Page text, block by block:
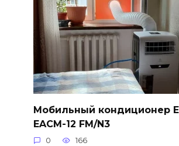
Мобильный кондиционер
EACM-12 FM/N3
0 166